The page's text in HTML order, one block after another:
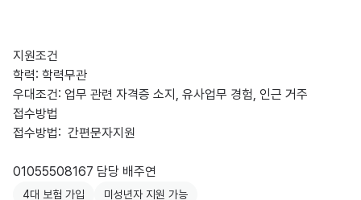
지원조건
학력: 학력무관
우대조건: 업무 관련 자격증 소지, 유사업무 경험, 인근 거주
접수방법
접수방법:  간편문자지원
01055508167 담당 배주연
4대 보험 가입 미성년자 지원 가능